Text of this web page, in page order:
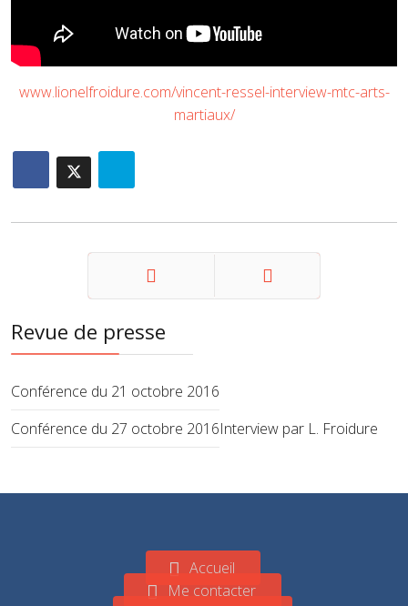
www.lionelfroidure.com/vincent-ressel-interview-mtc-arts-
martiaux/
Revue de presse
Conférence du 21 octobre 2016
Conférence du 27 octobre 2016Interview par L. Froidure
Accueil
Me contacter